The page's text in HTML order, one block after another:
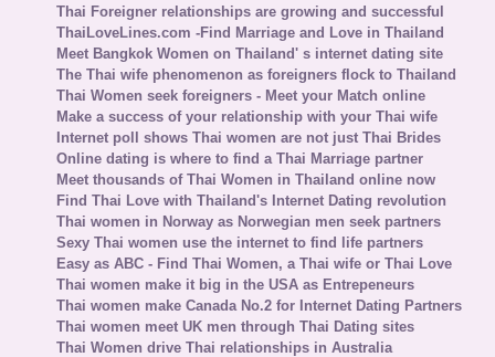
Thai Foreigner relationships are growing and successful
ThaiLoveLines.com -Find Marriage and Love in Thailand
Meet Bangkok Women on Thailand' s internet dating site
The Thai wife phenomenon as foreigners flock to Thailand
Thai Women seek foreigners - Meet your Match online
Make a success of your relationship with your Thai wife
Internet poll shows Thai women are not just Thai Brides
Online dating is where to find a Thai Marriage partner
Meet thousands of Thai Women in Thailand online now
Find Thai Love with Thailand's Internet Dating revolution
Thai women in Norway as Norwegian men seek partners
Sexy Thai women use the internet to find life partners
Easy as ABC - Find Thai Women, a Thai wife or Thai Love
Thai women make it big in the USA as Entrepeneurs
Thai women make Canada No.2 for Internet Dating Partners
Thai women meet UK men through Thai Dating sites
Thai Women drive Thai relationships in Australia